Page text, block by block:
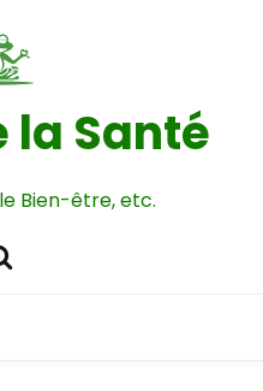
la Santé
Bien-être, etc.